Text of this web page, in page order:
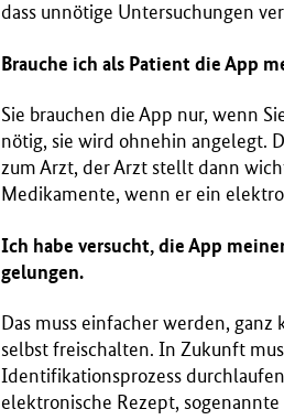
dass unnötige Untersuchungen
Brauche ich als Patient die App
Sie brauchen die App nur, wenn
nötig, sie wird ohnehin angelegt.
zum Arzt, der Arzt stellt dann
Medikamente, wenn er ein
Ich habe versucht, die App
gelungen.
Das muss einfacher werden,
selbst freischalten. In Zukunft
Identifikationsprozess
elektronische Rezept,